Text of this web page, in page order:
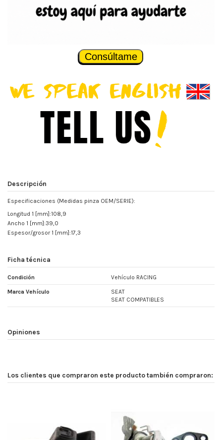
Consúltame
Descripción
Especificaciones (Medidas pinza OEM/SERIE):
Longitud 1 [mm]:108,9
Ancho 1 [mm]:39,0
Espesor/grosor 1 [mm]:17,3
Ficha técnica
Condición Vehículo RACING
Marca Vehículo
SEAT
SEAT COMPATIBLES
Opiniones
Los clientes que compraron este producto también compraron: